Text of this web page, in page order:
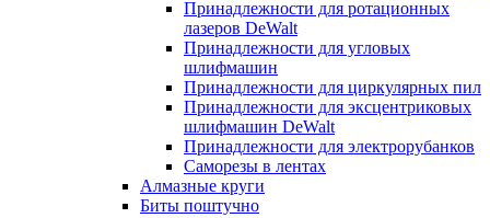
Принадлежности для ротационных
лазеров DeWalt
Принадлежности для угловых
шлифмашин
Принадлежности для циркулярных пил
Принадлежности для эксцентриковых
шлифмашин DeWalt
Принадлежности для электрорубанков
Саморезы в лентах
Алмазные круги
Биты поштучно